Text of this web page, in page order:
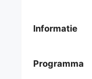
Informatie
Programma